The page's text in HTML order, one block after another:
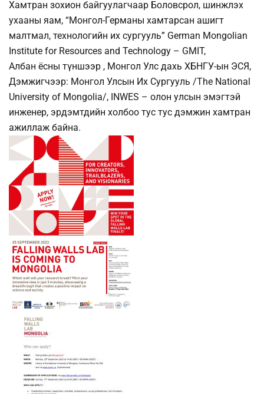
Хамтран зохион байгуулагчаар Боловсрол, шинжлэх
ухааны яам, “Монгол-Германы хамтарсан ашигт
малтмал, технологийн их сургууль” German Mongolian
Institute for Resources and Technology – GMIT,
Албан ёсны түншээр , Монгол Улс дахь ХБНГУ-ын ЭСЯ,
Дэмжигчээр: Монгол Улсын Их Сургууль /The National
University of Mongolia/, INWES – олон улсын эмэгтэй
инженер, эрдэмтдийн холбоо тус тус дэмжин хамтран
ажиллаж байна.